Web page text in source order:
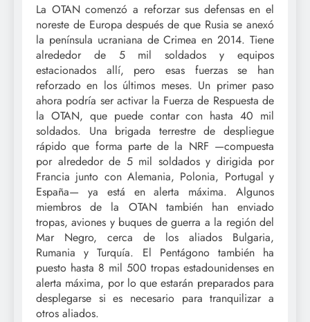
La OTAN comenzó a reforzar sus defensas en el
noreste de Europa después de que Rusia se anexó
la península ucraniana de Crimea en 2014. Tiene
alrededor de 5 mil soldados y equipos
estacionados allí, pero esas fuerzas se han
reforzado en los últimos meses. Un primer paso
ahora podría ser activar la Fuerza de Respuesta de
la OTAN, que puede contar con hasta 40 mil
soldados. Una brigada terrestre de despliegue
rápido que forma parte de la NRF —compuesta
por alrededor de 5 mil soldados y dirigida por
Francia junto con Alemania, Polonia, Portugal y
España— ya está en alerta máxima. Algunos
miembros de la OTAN también han enviado
tropas, aviones y buques de guerra a la región del
Mar Negro, cerca de los aliados Bulgaria,
Rumania y Turquía. El Pentágono también ha
puesto hasta 8 mil 500 tropas estadounidenses en
alerta máxima, por lo que estarán preparados para
desplegarse si es necesario para tranquilizar a
otros aliados.